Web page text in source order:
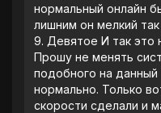
нормальный онлайн
лишним он мелкий
‎9. Девятое И так это
Прошу не менять
подобного на
нормально. Только
скорости сделали и